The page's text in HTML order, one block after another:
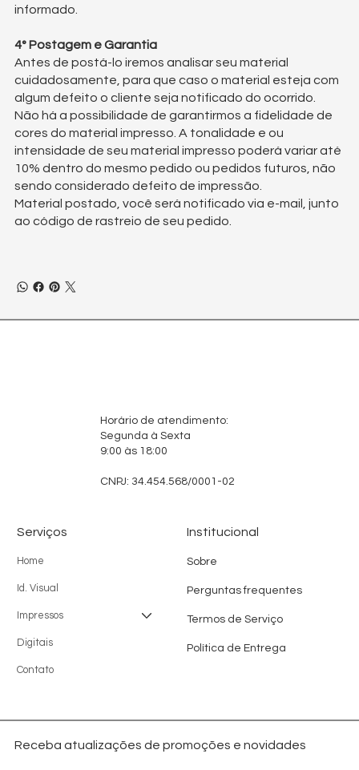
informado.
4° Postagem e Garantia
Antes de postá-lo iremos analisar seu material
cuidadosamente, para que caso o material esteja com
algum defeito o cliente seja notificado do ocorrido.
Não há a possibilidade de garantirmos a fidelidade de
cores do material impresso. A tonalidade e ou
intensidade de seu material impresso poderá variar até
10% dentro do mesmo pedido ou pedidos futuros, não
sendo considerado defeito de impressão.
Material postado, você será notificado via e-mail, junto
ao código de rastreio de seu pedido.
Horário de atendimento:
Segunda à Sexta
9:00 às 18:00
CNPJ: 34.454.568/0001-02
Serviços
Home
Id. Visual
Impressos
Digitais
Contato
Institucional
Sobre
Perguntas frequentes
Termos de Serviço
Política de Entrega
Receba atualizações de promoções e novidades